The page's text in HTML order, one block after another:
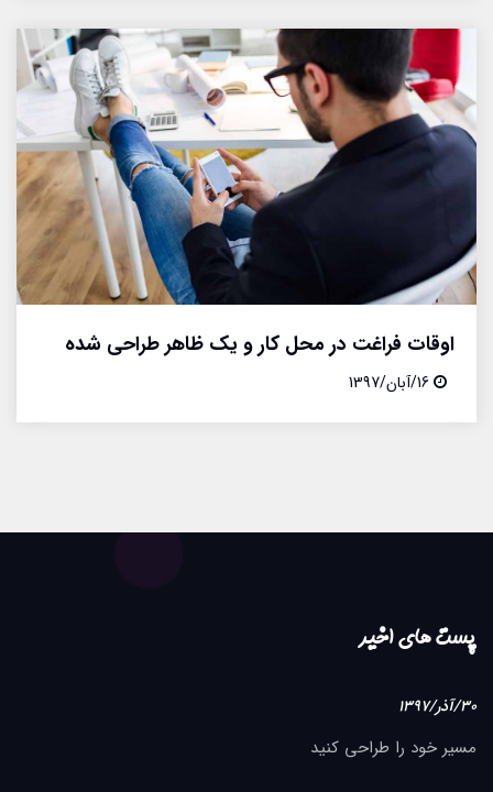
اوقات فراغت در محل کار و یک ظاهر طراحی شده
پست های اخیر
30/آذر/1397
مسیر خود را طراحی کنید